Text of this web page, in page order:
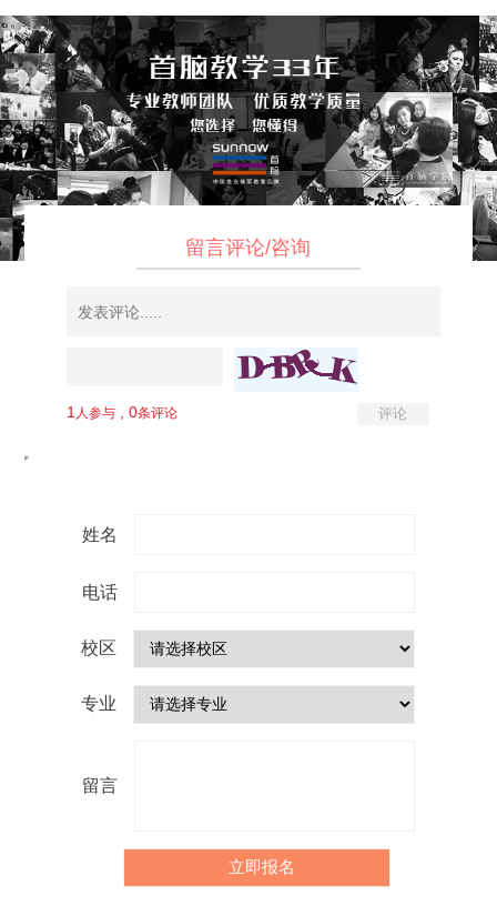
留言评论/咨询
姓名
电话
校区
专业
留言